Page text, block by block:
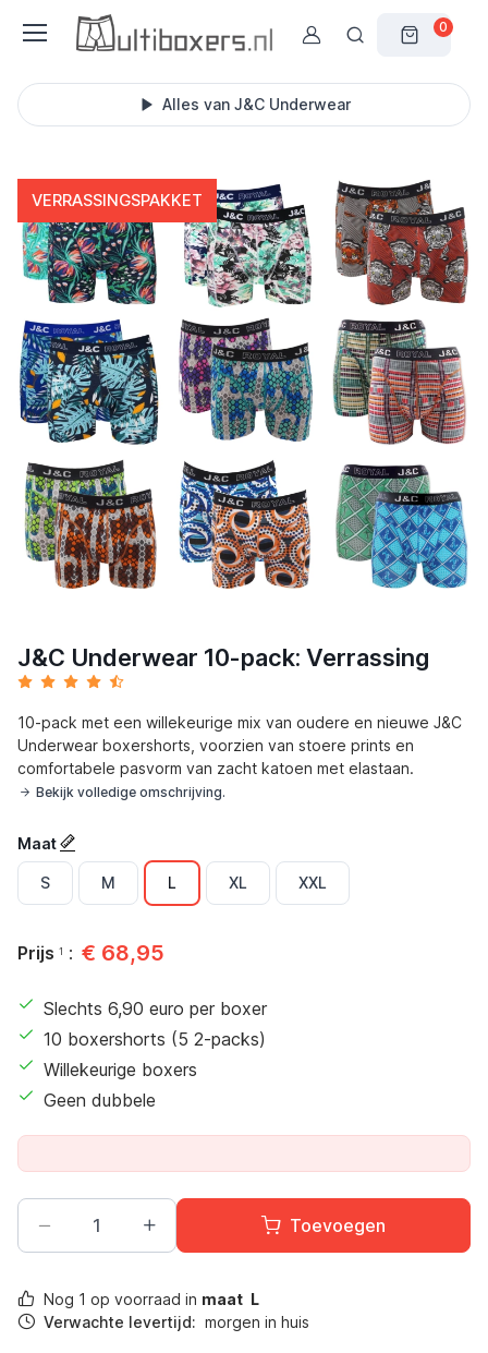
0
Alles van J&C Underwear
VERRASSINGSPAKKET
J&C Underwear 10-pack: Verrassing
10-pack met een willekeurige mix van oudere en nieuwe J&C
Underwear boxershorts, voorzien van stoere prints en
comfortabele pasvorm van zacht katoen met elastaan.
Bekijk volledige omschrijving.
Maat
S M L XL XXL
Prijs 1 : € 68,95
Slechts 6,90 euro per boxer
10 boxershorts (5 2-packs)
Willekeurige boxers
Geen dubbele
Toevoegen
Nog 1 op voorraad in maat L
Verwachte levertijd: morgen in huis